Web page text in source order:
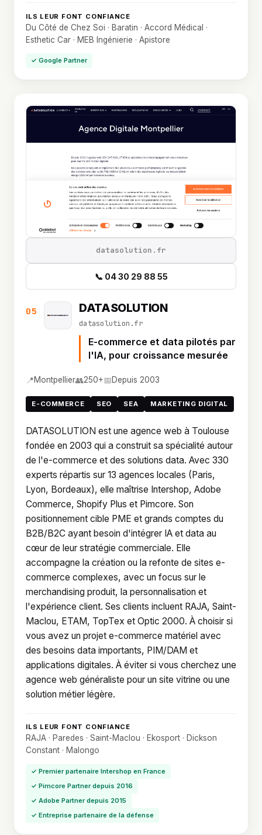
ILS LEUR FONT CONFIANCE
Du Côté de Chez Soi · Baratin · Accord Médical ·
Esthetic Car · MEB Ingénierie · Apistore
✓ Google Partner
05 DATASOLUTION
datasolution.fr
E-commerce et data pilotés par
l'IA, pour croissance mesurée
📍Montpellier👥250+📅Depuis 2003
E-COMMERCE SEO SEA MARKETING DIGITAL
DATASOLUTION est une agence web à Toulouse
fondée en 2003 qui a construit sa spécialité autour
de l'e-commerce et des solutions data. Avec 330
experts répartis sur 13 agences locales (Paris,
Lyon, Bordeaux), elle maîtrise Intershop, Adobe
Commerce, Shopify Plus et Pimcore. Son
positionnement cible PME et grands comptes du
B2B/B2C ayant besoin d'intégrer IA et data au
cœur de leur stratégie commerciale. Elle
accompagne la création ou la refonte de sites e-
commerce complexes, avec un focus sur le
merchandising produit, la personnalisation et
l'expérience client. Ses clients incluent RAJA, Saint-
Maclou, ETAM, TopTex et Optic 2000. À choisir si
vous avez un projet e-commerce matériel avec
des besoins data importants, PIM/DAM et
applications digitales. À éviter si vous cherchez une
agence web généraliste pour un site vitrine ou une
solution métier légère.
ILS LEUR FONT CONFIANCE
RAJA · Paredes · Saint-Maclou · Ekosport · Dickson
Constant · Malongo
✓ Premier partenaire Intershop en France
✓ Pimcore Partner depuis 2016
✓ Adobe Partner depuis 2015
✓ Entreprise partenaire de la défense
datasolution.fr
📞 04 30 29 88 55